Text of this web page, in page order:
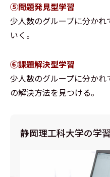
⑤問題発見型学習
少人数のグループに分か
いく。
⑥課題解決型学習
少人数のグループに分か
の解決方法を見つける。
静岡理工科大学の学